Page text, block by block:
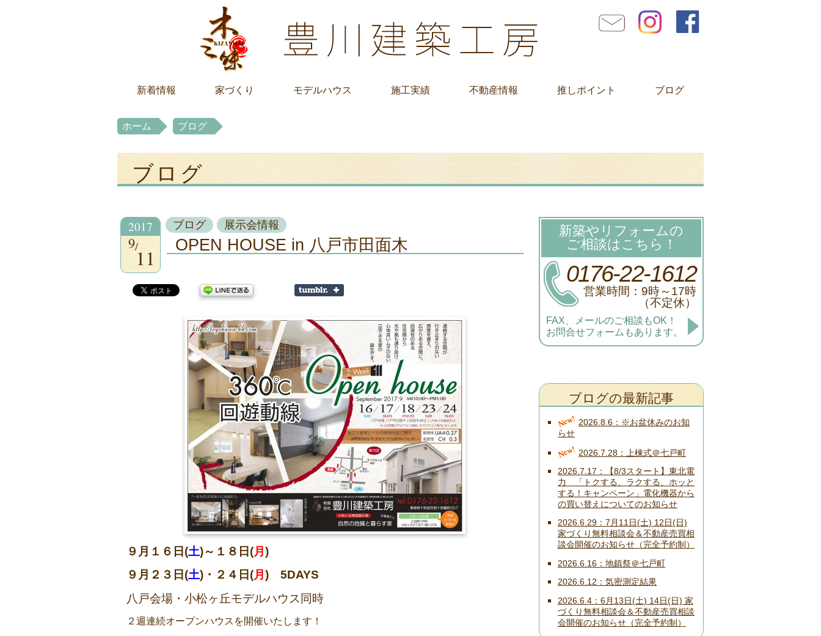
新着情報 家づくり モデルハウス 施工実績 不動産情報 推しポイント ブログ
ホーム ブログ
ブログ
2017
9
11
ブログ 展示会情報
OPEN HOUSE in 八戸市田面木
９月１６日(土)～１８日(月 )
９月２３日(土)・２４日(月 ) 5DAYS
八戸会場・小松ヶ丘モデルハウス同時
２週連続オープンハウスを開催いたします！
新築やリフォームの
ご相談はこちら！
0176-22-1612
営業時間：9時～17時
（不定休）
FAX、メールのご相談もOK！
お問合せフォームもあります。
ブログの最新記事
New! 2026.8.6
※お盆休みのお知
らせ
New! 2026.7.28
上棟式＠七戸町
2026.7.17
【8/3スタート】東北電
力 「トクする、ラクする、ホッと
する！キャンペーン」電化機器から
の買い替えについてのお知らせ
2026.6.29
7月11日(土) 12日(日)
家づくり無料相談会＆不動産売買相
談会開催のお知らせ（完全予約制）
2026.6.16
地鎮祭＠七戸町
2026.6.12
気密測定結果
2026.6.4
6月13日(土) 14日(日) 家
づくり無料相談会＆不動産売買相談
会開催のお知らせ（完全予約制）